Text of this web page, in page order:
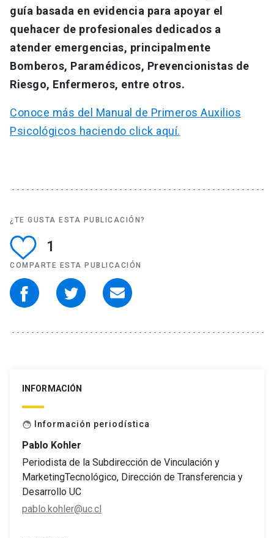
guía basada en evidencia para apoyar el
quehacer de profesionales dedicados a
atender emergencias, principalmente
Bomberos, Paramédicos, Prevencionistas de
Riesgo, Enfermeros, entre otros.
Conoce más del Manual de Primeros Auxilios
Psicológicos haciendo click aquí.
¿TE GUSTA ESTA PUBLICACIÓN?
1
COMPARTE ESTA PUBLICACIÓN
INFORMACIÓN
face Información periodística
Pablo Kohler
Periodista de la Subdirección de Vinculación y
MarketingTecnológico, Dirección de Transferencia y
Desarrollo UC
pablo.kohler@uc.cl